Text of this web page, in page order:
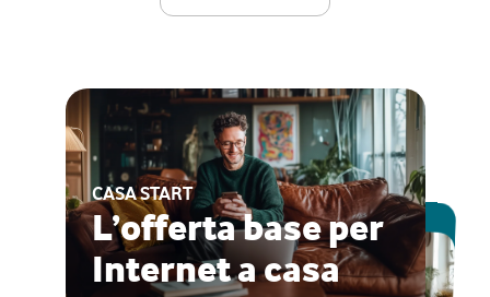
CASA START
L’offerta base per
Internet a casa
ESCLUSIVA ONLINE